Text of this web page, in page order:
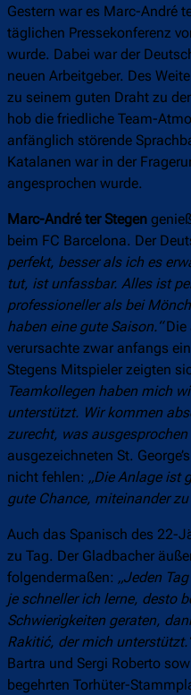
Gestern war es Marc-André
täglichen Pressekonferenz
wurde. Dabei war der
neuen Arbeitgeber. Des
zu seinem guten Draht zu
hob die friedliche Team-
anfänglich störende
Katalanen war in der
angesprochen wurde.
Marc-André ter Stegen
beim FC Barcelona. Der
perfekt, besser als ich es
tut, ist unfassbar. Alles ist
professioneller als bei
haben eine gute Saison.“Die
verursachte zwar anfangs
Stegens Mitspieler zeigten
Teamkollegen haben mich
unterstützt. Wir kommen
zurecht, was
ausgezeichneten St.
nicht fehlen: „Die Anlage ist
gute Chance, miteinander
Auch das Spanisch des 22-
zu Tag. Der Gladbacher
folgendermaßen: „Jeden
je schneller ich lerne, desto
Schwierigkeiten geraten,
Rakitić, der mich
Bartra und Sergi Roberto
begehrten Torhüter-